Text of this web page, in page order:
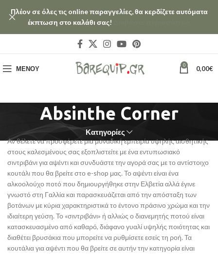
ΜΕΝΟΎ 0 0,00€
Absinthe Corner
Κατηγορίες
Αν θέλετε να προσφέρετε μια μοναδική εμπειρία υψηλής αισθητικής
στους καλεσμένους σας εξοπλιστείτε με ένα εντυπωσιακό
σιντριβάνι για αψέντι και συνδυάστε την αγορά σας με το αντίστοιχο
κουτάλι που θα βρείτε στο e-shop μας. Το αψέντι είναι ένα
αλκοολούχο ποτό που δημιουργήθηκε στην Ελβετία αλλά έγινε
γνωστό στη Γαλλία και παρασκευάζεται από την απόσταξη των
βοτάνων με κύρια χαρακτηριστικά το έντονο πράσινο χρώμα και την
ιδιαίτερη γεύση. Το «σιντριβάνι» ή αλλιώς ο διανεμητής ποτού είναι
κατασκευασμένο από καθαρό, διάφανο γυαλί υψηλής ποιότητας και
διαθέτει βρυσάκια που μπορείτε να ρυθμίσετε εσείς τη ροή. Τα
κουτάλια για αψέντι που θα βρείτε σε αυτήν την κατηγορία είναι
Πλέον σε όλες τις online παραγγελίες, θα κερδίζετε αυτόματα
έκπτωση στο καλάθι σας!